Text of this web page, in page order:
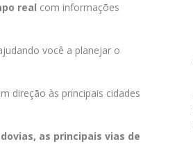
real com informações
você a planejar o
direção às principais cidades
as principais vias de